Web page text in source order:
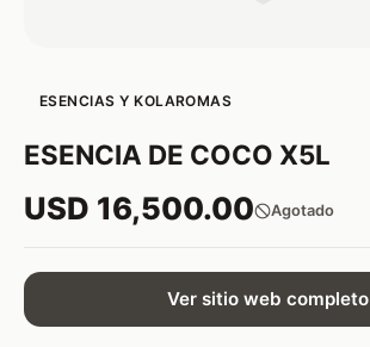
ESENCIAS Y KOLAROMAS
ESENCIA DE COCO X5L
USD 16,500.00 Agotado
Ver sitio web completo